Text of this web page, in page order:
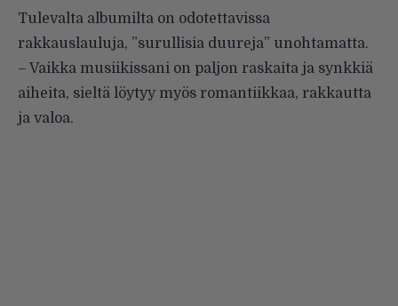
Tulevalta albumilta on odotettavissa
rakkauslauluja, ”surullisia duureja” unohtamatta.
– Vaikka musiikissani on paljon raskaita ja synkkiä
aiheita, sieltä löytyy myös romantiikkaa, rakkautta
ja valoa.